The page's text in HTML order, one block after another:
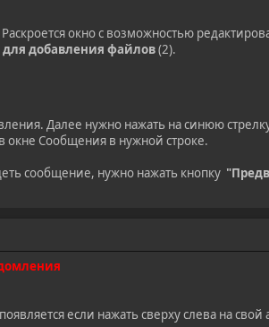
окно с возможностью
добавления файлов(2).
Далее нужно нажать на синюю
окне Сообщения в нужной строке.
сообщение, нужно нажать кнопку
если нажать сверху слева на